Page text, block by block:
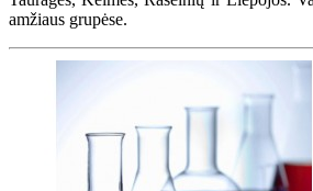
amžiaus grupėse.